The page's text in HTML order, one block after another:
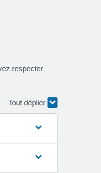
respecter
Tout déplier